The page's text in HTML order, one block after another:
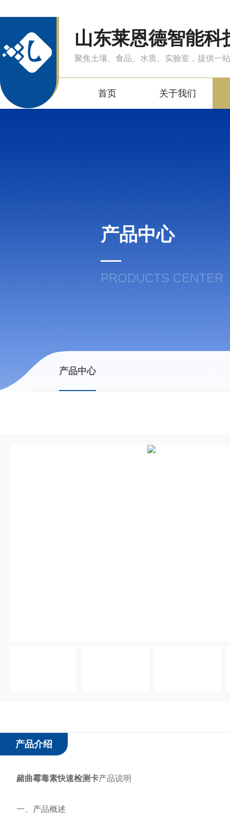
山东莱恩德智能科
聚焦土壤、食品、水质、实验室，提供一
首页 关于我们
产品中心
PRODUCTS CENTER
产品中心
产品介绍
赭曲霉毒素快速检测卡产品说明
一、产品概述